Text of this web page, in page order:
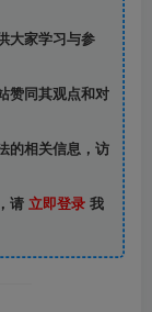
大家学习与参
赞同其观点和对
的相关信息，访
请 立即登录 我